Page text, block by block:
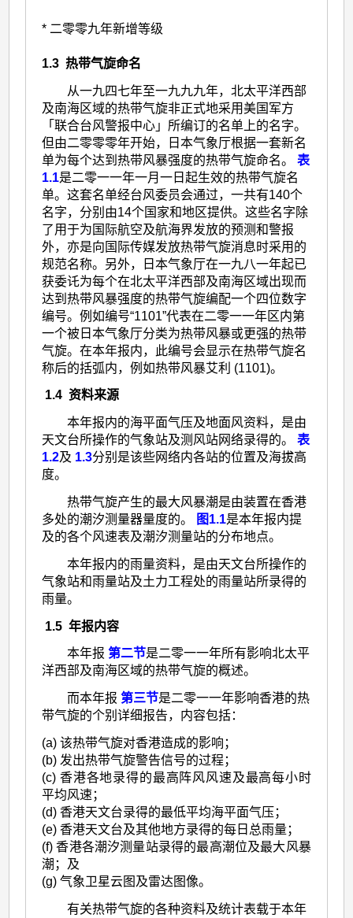
* 二零零九年新增等级
1.3 热带气旋命名
从一九四七年至一九九九年，北太平洋西部
及南海区域的热带气旋非正式地采用美国军方
「联合台风警报中心」所编订的名单上的名字。
但由二零零零年开始，日本气象厅根据一套新名
单为每个达到热带风暴强度的热带气旋命名。
表
1.1是二零一一年一月一日起生效的热带气旋名
单。这套名单经台风委员会通过，一共有140个
名字，分别由14个国家和地区提供。这些名字除
了用于为国际航空及航海界发放的预测和警报
外，亦是向国际传媒发放热带气旋消息时采用的
规范名称。另外，日本气象厅在一九八一年起已
获委讬为每个在北太平洋西部及南海区域出现而
达到热带风暴强度的热带气旋编配一个四位数字
编号。例如编号“1101”代表在二零一一年区内第
一个被日本气象厅分类为热带风暴或更强的热带
气旋。在本年报内，此编号会显示在热带气旋名
称后的括弧内，例如热带风暴艾利 (1101)。
1.4 资料来源
本年报内的海平面气压及地面风资料，是由
天文台所操作的气象站及测风站网络录得的。
表
1.2及 1.3分别是该些网络内各站的位置及海拔高
度。
热带气旋产生的最大风暴潮是由装置在香港
多处的潮汐测量器量度的。
图1.1是本年报内提
及的各个风速表及潮汐测量站的分布地点。
本年报内的雨量资料，是由天文台所操作的
气象站和雨量站及土力工程处的雨量站所录得的
雨量。
1.5 年报内容
本年报 第二节是二零一一年所有影响北太平
洋西部及南海区域的热带气旋的概述。
而本年报 第三节是二零一一年影响香港的热
带气旋的个别详细报告，内容包括：
(a) 该热带气旋对香港造成的影响；
(b) 发出热带气旋警告信号的过程；
(c) 香港各地录得的最高阵风风速及最高每小时
平均风速；
(d) 香港天文台录得的最低平均海平面气压；
(e) 香港天文台及其他地方录得的每日总雨量；
(f) 香港各潮汐测量站录得的最高潮位及最大风暴
潮；及
(g) 气象卫星云图及雷达图像。
有关热带气旋的各种资料及统计表载于本年